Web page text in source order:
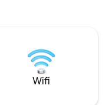
täydellinen etätyöhön 🧺
täysin varustettu
majoittumisia varten 🏖️ 15 min
Beachille suoralla
Wifi